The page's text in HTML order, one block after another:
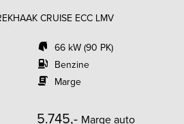
CRUISE ECC LMV
66 kW (90 PK)
Benzine
Marge
5.745,- Marge auto